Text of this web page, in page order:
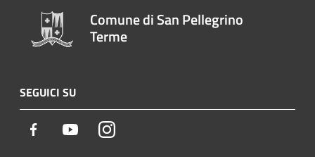
Comune di San Pellegrino
Terme
SEGUICI SU
Facebook YoutubeInstagram